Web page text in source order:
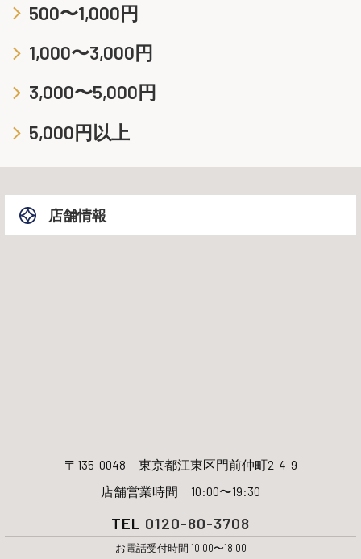
500〜1,000円
1,000〜3,000円
3,000〜5,000円
5,000円以上
店舗情報
〒135-0048 東京都江東区門前仲町2-4-9
店舗営業時間 10:00〜19:30
TEL 0120-80-3708
お電話受付時間 10:00〜18:00